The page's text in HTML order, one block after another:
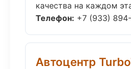
качества на каждом
Телефон: +7 (933)
Автоцентр